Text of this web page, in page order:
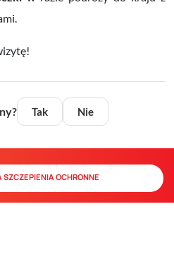
Tak Nie
SZCZEPIENIA OCHRONNE